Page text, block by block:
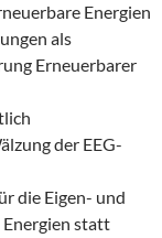
Energien
als
Erneuerbarer
der EEG-
die Eigen- und
statt